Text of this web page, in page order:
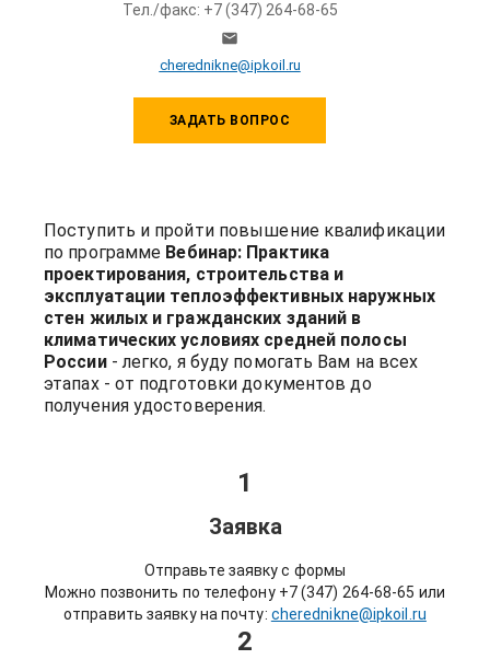
Тел./факс: +7 (347) 264-68-65
cherednikne@ipkoil.ru
ЗАДАТЬ ВОПРОС
Поступить и пройти повышение квалификации
по программе Вебинар: Практика
проектирования, строительства и
эксплуатации теплоэффективных наружных
стен жилых и гражданских зданий в
климатических условиях средней полосы
России- легко, я буду помогать Вам на всех
этапах - от подготовки документов до
получения удостоверения.
1
Заявка
Отправьте заявку с формы
Можно позвонить по телефону +7 (347) 264-68-65 или
отправить заявку на почту: cherednikne@ipkoil.ru
2